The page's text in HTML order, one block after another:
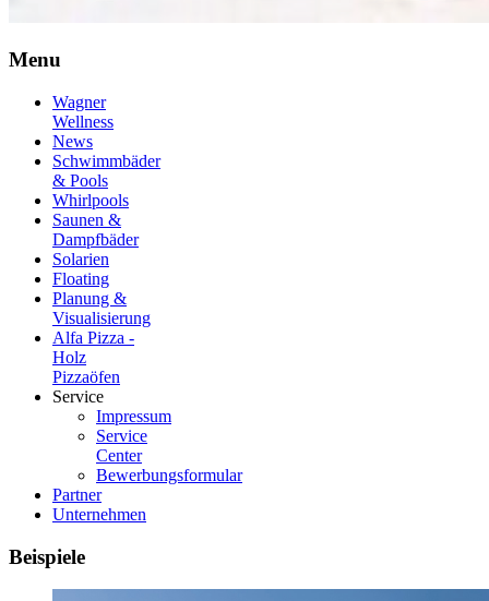
Menu
Wagner
Wellness
News
Schwimmbäder
& Pools
Whirlpools
Saunen &
Dampfbäder
Solarien
Floating
Planung &
Visualisierung
Alfa Pizza -
Holz
Pizzaöfen
Service
Impressum
Service
Center
Bewerbungsformular
Partner
Unternehmen
Beispiele